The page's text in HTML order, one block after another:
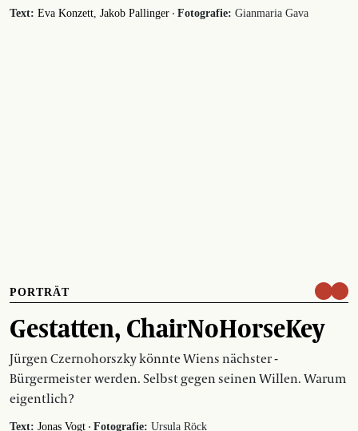
Text: Eva Konzett Jakob Pallinger · Fotografie: Gianmaria Gava
PORTRÄT
Gestatten, ChairNoHorseKey
Jürgen Czernohorszky könnte Wiens nächster ­
Bürgermeister werden. Selbst gegen seinen Willen. Warum
eigentlich?
Text: Jonas Vogt · Fotografie: Ursula Röck